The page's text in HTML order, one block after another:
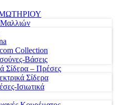
Collection
Βάσεις
Σίδερα – Πρέσες
Σίδερα
Ισιωτικά